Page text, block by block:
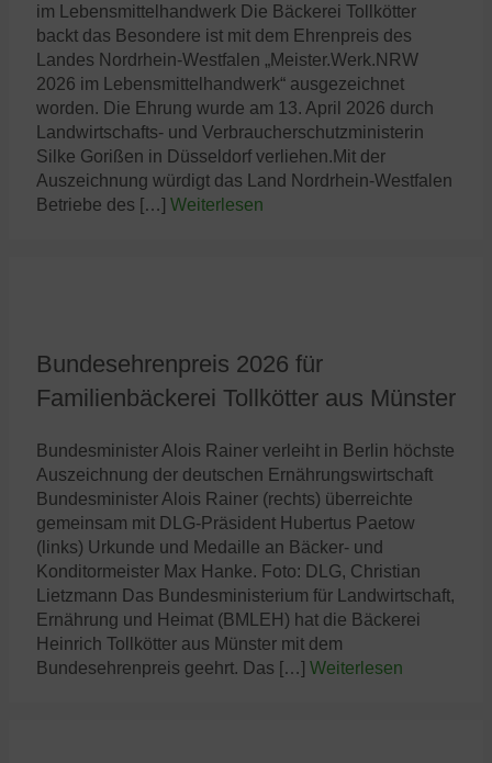
im Lebensmittelhandwerk Die Bäckerei Tollkötter
backt das Besondere ist mit dem Ehrenpreis des
Landes Nordrhein-Westfalen „Meister.Werk.NRW
2026 im Lebensmittelhandwerk“ ausgezeichnet
worden. Die Ehrung wurde am 13. April 2026 durch
Landwirtschafts- und Verbraucherschutzministerin
Silke Gorißen in Düsseldorf verliehen.Mit der
Auszeichnung würdigt das Land Nordrhein-Westfalen
Betriebe des […] Weiterlesen
Bundesehrenpreis 2026 für
Familienbäckerei Tollkötter aus Münster
Bundesminister Alois Rainer verleiht in Berlin höchste
Auszeichnung der deutschen Ernährungswirtschaft
Bundesminister Alois Rainer (rechts) überreichte
gemeinsam mit DLG-Präsident Hubertus Paetow
(links) Urkunde und Medaille an Bäcker- und
Konditormeister Max Hanke. Foto: DLG, Christian
Lietzmann Das Bundesministerium für Landwirtschaft,
Ernährung und Heimat (BMLEH) hat die Bäckerei
Heinrich Tollkötter aus Münster mit dem
Bundesehrenpreis geehrt. Das […] Weiterlesen